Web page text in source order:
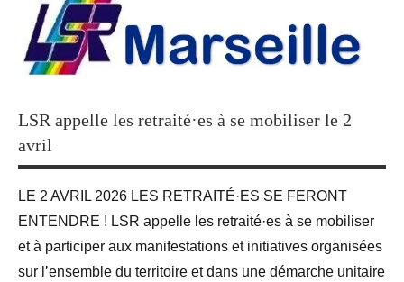
LSR appelle les retraité·es à se mobiliser le 2
avril
LE 2 AVRIL 2026 LES RETRAITÉ·ES SE FERONT
ENTENDRE ! LSR appelle les retraité·es à se mobiliser
et à participer aux manifestations et initiatives organisées
sur l’ensemble du territoire et dans une démarche unitaire